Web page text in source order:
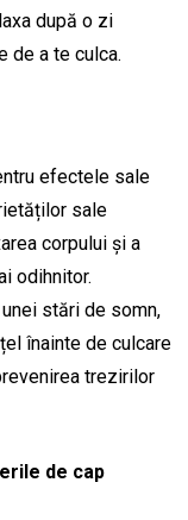
după o zi
de a te culca.
efectele sale
sale
corpului și a
odihnitor.
stări de somn,
înainte de culcare
trezirilor
de cap